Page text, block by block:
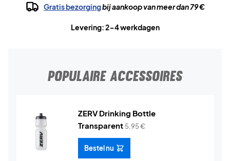
Gratis bezorgingbij aankoop van meer dan 79 €
Levering: 2-4 werkdagen
POPULAIRE ACCESSOIRES
ZERV Drinking Bottle
Transparent 5,95€
Bestel nu